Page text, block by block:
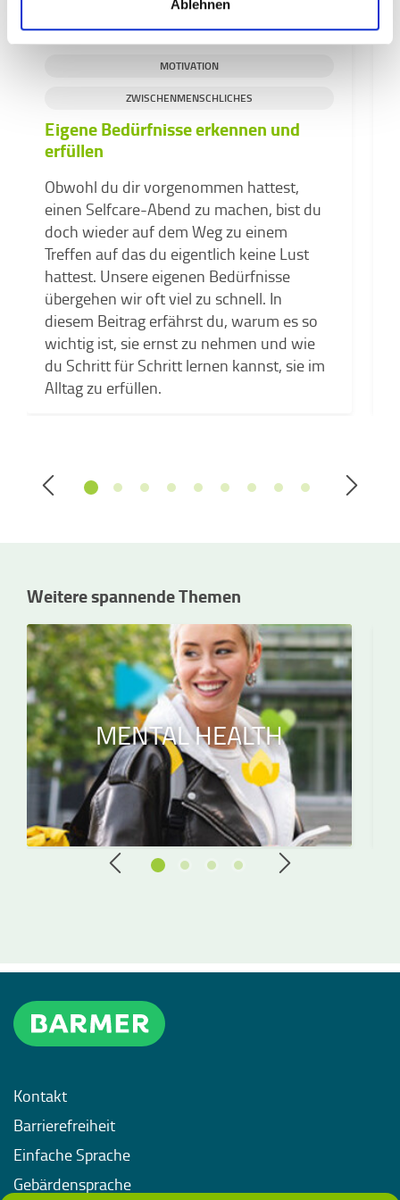
Ablehnen
MOTIVATION
ZWISCHENMENSCHLICHES
Eigene Bedürfnisse erkennen und
erfüllen
Obwohl du dir vorgenommen hattest,
einen Selfcare-Abend zu machen, bist du
doch wieder auf dem Weg zu einem
Treffen auf das du eigentlich keine Lust
hattest. Unsere eigenen Bedürfnisse
übergehen wir oft viel zu schnell. In
diesem Beitrag erfährst du, warum es so
wichtig ist, sie ernst zu nehmen und wie
du Schritt für Schritt lernen kannst, sie im
Alltag zu erfüllen.
Weitere spannende Themen
MENTAL HEALTH
Kontakt
Barrierefreiheit
Einfache Sprache
Gebärdensprache